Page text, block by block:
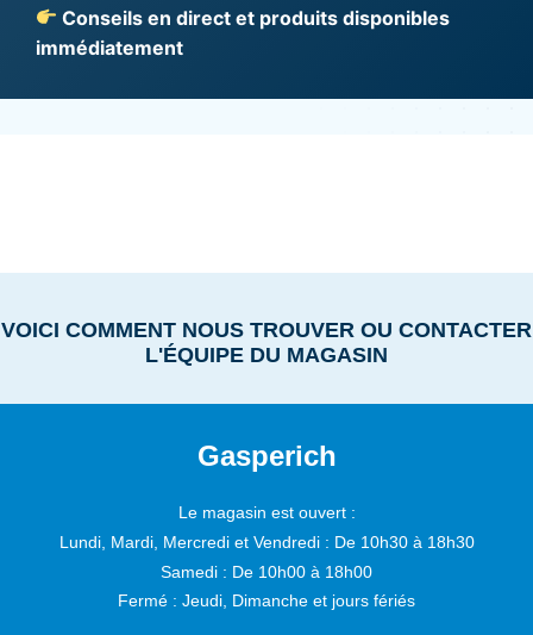
Conseils en direct et produits disponibles
immédiatement
VOICI COMMENT NOUS TROUVER OU CONTACTER
L'ÉQUIPE DU MAGASIN
Gasperich
Le magasin est ouvert :
Lundi, Mardi, Mercredi et Vendredi : De 10h30 à 18h30
Samedi : De 10h00 à 18h00
Fermé : Jeudi, Dimanche et jours fériés